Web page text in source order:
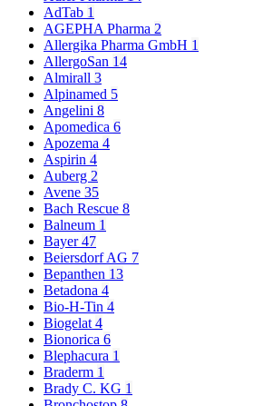
AdTab 1
AGEPHA Pharma 2
Allergika Pharma GmbH 1
AllergoSan 14
Almirall 3
Alpinamed 5
Angelini 8
Apomedica 6
Apozema 4
Aspirin 4
Auberg 2
Avene 35
Bach Rescue 8
Balneum 1
Bayer47
Beiersdorf AG 7
Bepanthen 13
Betadona 4
Bio-H-Tin 4
Biogelat 4
Bionorica 6
Blephacura 1
Braderm 1
Brady C. KG 1